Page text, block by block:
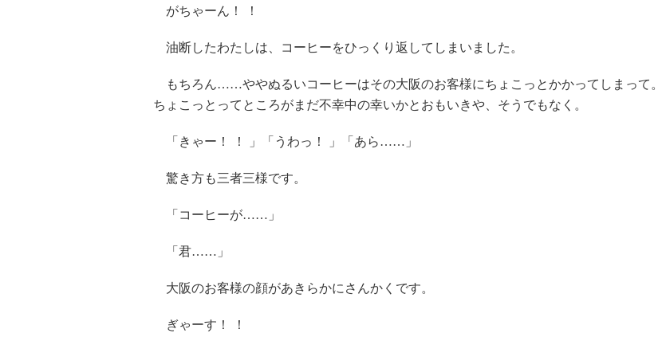
がちゃーん！ ！
油断したわたしは、コーヒーをひっくり返してしまいました。
もちろん……ややぬるいコーヒーはその大阪のお客様にちょこっとかかってしまって。
ちょこっとってところがまだ不幸中の幸いかとおもいきや、そうでもなく。
「きゃー！ ！ 」「うわっ！ 」「あら……」
驚き方も三者三様です。
「コーヒーが……」
「君……」
大阪のお客様の顔があきらかにさんかくです。
ぎゃーす！ ！